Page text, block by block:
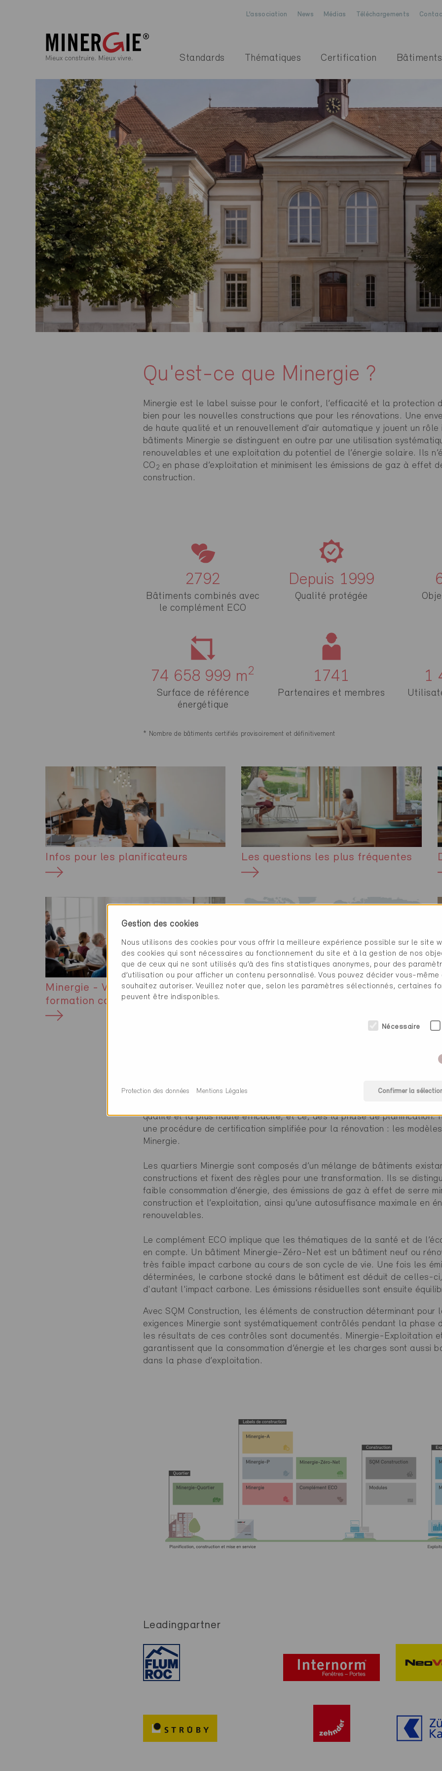
L’association News Médias Téléchargements
Standards Thématiques Certification Bâtiments
Qu'est-ce que Minergie ?
Minergie est le label suisse pour le confort, l’efficacité et la protection
bien pour les nouvelles constructions que pour les rénovations. Une
de haute qualité et un renouvellement d’air automatique y jouent un
bâtiments Minergie se distinguent en outre par une utilisation
renouvelables et une exploitation du potentiel de l’énergie solaire. Ils
CO 2 en phase d’exploitation et minimisent les émissions de gaz à effet
construction.
2792
Bâtiments combinés avec
le complément ECO
Depuis 1998
Qualité protégée
74 659 000 m2
Surface de référence
énergétique
1741
Partenaires et membres
1
* Nombre de bâtiments certifiés provisoirement et définitivement
Infos pour les planificateurs Les questions les plus fréquentes
Minergie - Votre partenaire de
formation continue
Minergie International
Les trois labels reconnus Minergie, Minergie-P et Minergie-A assurent
qualité et la plus haute efficacité, et ce, dès la phase de planification.
une procédure de certification simplifiée pour la rénovation : les
Minergie.
Les quartiers Minergie sont composés d’un mélange de bâtiments
constructions et fixent des règles pour une transformation. Ils se
faible consommation d’énergie, des émissions de gaz à effet de serre
construction et l’exploitation, ainsi qu’une autosuffisance maximale en
renouvelables.
Le complément ECO implique que les thématiques de la santé et de
en compte. Un bâtiment Minergie-Zéro-Net est un bâtiment neuf ou
très faible impact carbone au cours de son cycle de vie. Une fois les
déterminées, le carbone stocké dans le bâtiment est déduit de celles-
d'autant l'impact carbone. Les émissions résiduelles sont ensuite
Avec SQM Construction, les éléments de construction déterminant pour
exigences Minergie sont systématiquement contrôlés pendant la phase
les résultats de ces contrôles sont documentés. Minergie-Exploitation
garantissent que la consommation d’énergie et les charges sont aussi
dans la phase d’exploitation.
Leadingpartner
Gestion des cookies
Nous utilisons des cookies pour vous offrir la meilleure expérience possible sur le site
des cookies qui sont nécessaires au fonctionnement du site et à la gestion de nos
que de ceux qui ne sont utilisés qu’à des fins statistiques anonymes, pour des
d’utilisation ou pour afficher un contenu personnalisé. Vous pouvez décider vous-
souhaitez autoriser. Veuillez noter que, selon les paramètres sélectionnés, certaines
peuvent être indisponibles.
Nécessaire
Confirmer la
Protection des données Mentions Légales